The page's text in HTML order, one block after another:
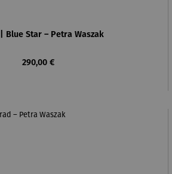
Blue Star – Petra Waszak
Regulärer Preis:
290,00 €